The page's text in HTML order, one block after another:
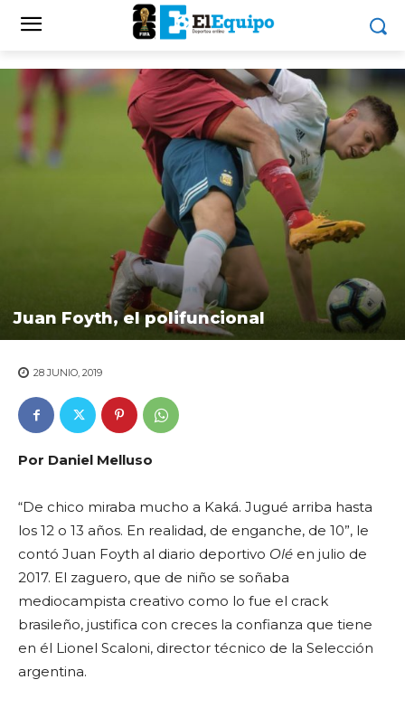
Juan Foyth, el polifuncional
28 JUNIO, 2019
Por Daniel Melluso
“De chico miraba mucho a Kaká. Jugué arriba hasta
los 12 o 13 años. En realidad, de enganche, de 10”, le
contó Juan Foyth al diario deportivo Olé en julio de
2017. El zaguero, que de niño se soñaba
mediocampista creativo como lo fue el crack
brasileño, justifica con creces la confianza que tiene
en él Lionel Scaloni, director técnico de la Selección
argentina.